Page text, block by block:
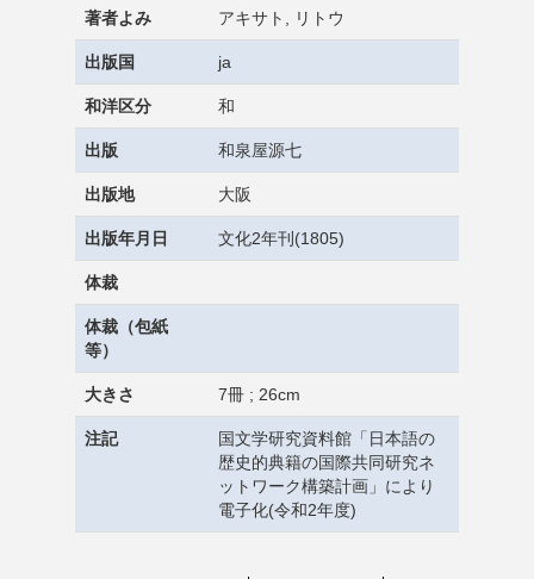
著者よみ アキサト, リトウ
出版国 ja
和洋区分 和
出版 和泉屋源七
出版地 大阪
出版年月日 文化2年刊(1805)
体裁
体裁（包紙
等）
大きさ 7冊 ; 26cm
注記
国文学研究資料館「日本語の
歴史的典籍の国際共同研究ネ
ットワーク構築計画」により
電子化(令和2年度)